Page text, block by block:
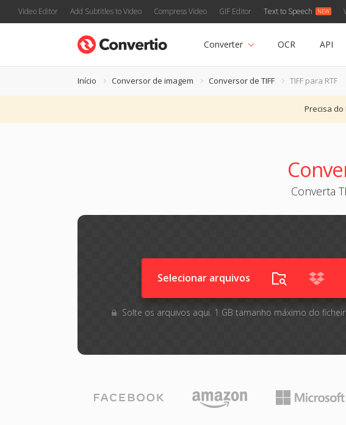
Video Editor Add Subtitles to Video Compress Video GIF Editor Text to Speech
Converter OCR API
Início Conversor de imagem Conversor de TIFF TIFF para RTF
Precisa do
Converta
Selecionar arquivos
Solte os arquivos aqui. 1 GB tamanho máximo do